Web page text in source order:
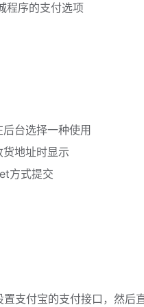
程序的支付选项
台选择一种使用
地址时显示
方式提交
支付宝的支付接口，然后